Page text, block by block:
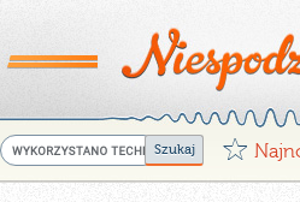
G